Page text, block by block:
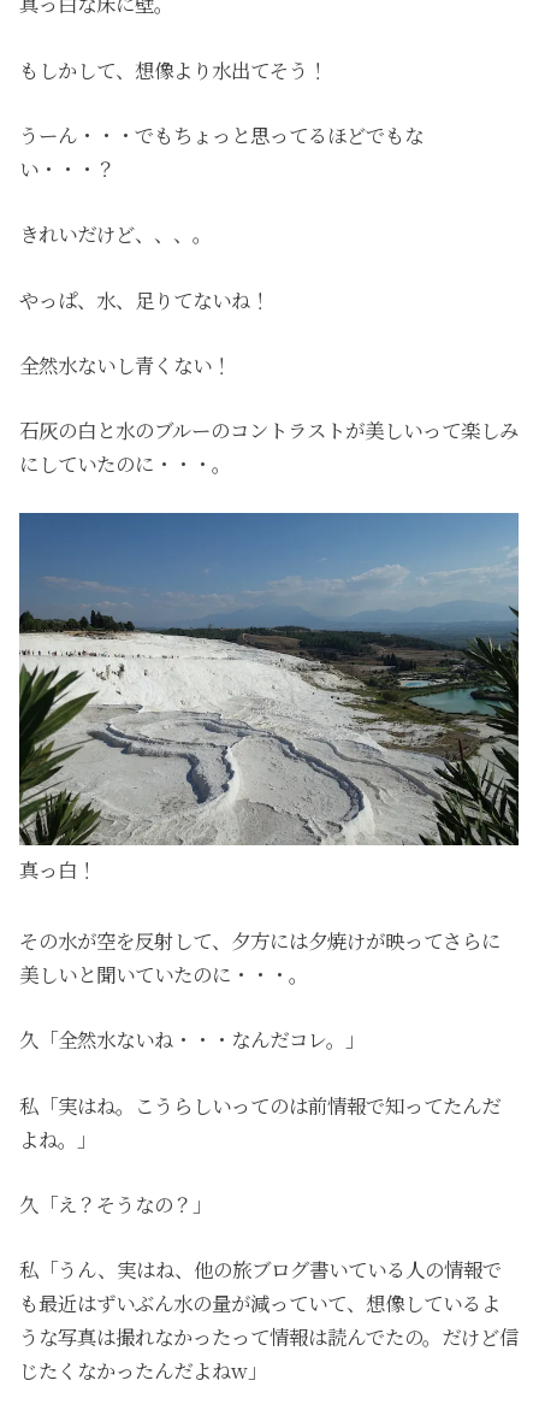
もしかして、想像より水出てそう！
うーん・・・でもちょっと思ってるほどでもな
い・・・？
きれいだけど、、、。
やっぱ、水、足りてないね！
全然水ないし青くない！
石灰の白と水のブルーのコントラストが美しいって楽しみ
にしていたのに・・・。
真っ白！
その水が空を反射して、夕方には夕焼けが映ってさらに
美しいと聞いていたのに・・・。
久「全然水ないね・・・なんだコレ。」
私「実はね。こうらしいってのは前情報で知ってたんだ
よね。」
久「え？そうなの？」
私「うん、実はね、他の旅ブログ書いている人の情報で
も最近はずいぶん水の量が減っていて、想像しているよ
うな写真は撮れなかったって情報は読んでたの。だけど信
じたくなかったんだよねw」